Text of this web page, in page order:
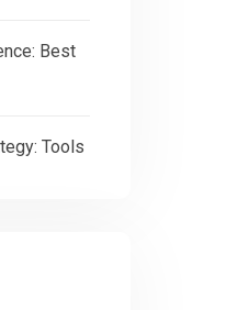
Best
Tools